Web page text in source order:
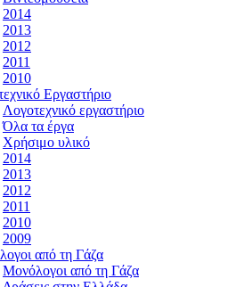
2014
2013
2012
2011
2010
Εργαστήριο
Λογοτεχνικό εργαστήριο
Όλα τα έργα
Χρήσιμο υλικό
2014
2013
2012
2011
2010
2009
από τη Γάζα
Μονόλογοι από τη Γάζα